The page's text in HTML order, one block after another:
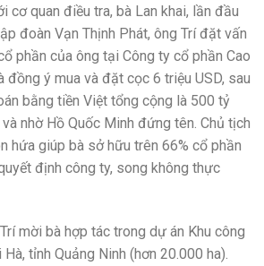
cơ quan điều tra, bà Lan khai, lần đầu
đoàn Vạn Thịnh Phát, ông Trí đặt vấn
phần của ông tại Công ty cổ phần Cao
đồng ý mua và đặt cọc 6 triệu USD, sau
bằng tiền Việt tổng cộng là 500 tỷ
nhờ Hồ Quốc Minh đứng tên. Chủ tịch
hứa giúp bà sở hữu trên 66% cổ phần
định công ty, song không thực
mời bà hợp tác trong dự án Khu công
tỉnh Quảng Ninh (hơn 20.000 ha).